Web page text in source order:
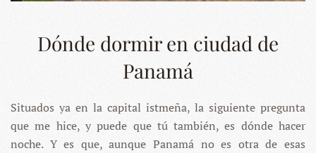
Dónde dormir en ciudad de
Panamá
Situados ya en la capital istmeña, la siguiente pregunta
que me hice, y puede que tú también, es dónde hacer
noche. Y es que, aunque Panamá no es otra de esas